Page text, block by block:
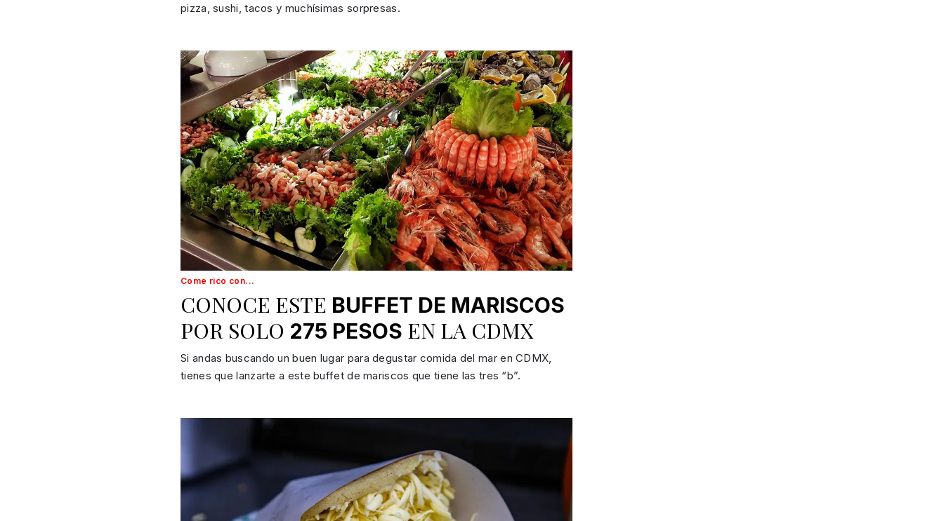
pizza, sushi, tacos y muchísimas sorpresas.
Come rico con...
CONOCE ESTE BUFFET DE MARISCOS
POR SOLO 275 PESOS EN LA CDMX
Si andas buscando un buen lugar para degustar comida del mar en CDMX,
tienes que lanzarte a este buffet de mariscos que tiene las tres “b”.